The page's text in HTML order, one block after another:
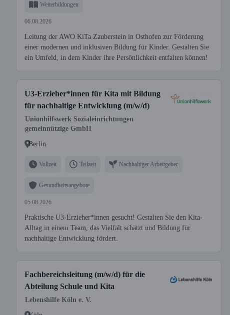
Weiterbildungen
06.08.2026
Leitung der AWO KiTa Zauberstein in Osthofen zur Förderung
einer modernen und inklusiven Bildung für Kinder. Gestalten Sie
ein Umfeld, in dem Kinder ihre Persönlichkeit entfalten können!
U3-Erzieher*innen für Kita mit Bildung
für nachhaltige Entwicklung (m/w/d)
Unionhilfswerk Sozialeinrichtungen
gemeinnützige GmbH
Berlin
Vollzeit Teilzeit Nachhaltiger Arbeitgeber
Gesundheitsangebote
05.08.2026
Praktische U3-Erzieher*innen gesucht! Gestalten Sie den Kita-
Alltag in einem Team, das Vielfalt schätzt und Bildung für
nachhaltige Entwicklung fördert.
Fachbereichsleitung (m/w/d) für die
Abteilung Schule und Kita
Lebenshilfe Köln e. V.